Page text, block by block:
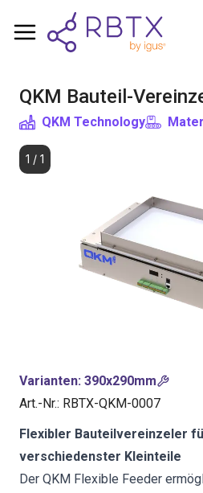
QKM Bauteil-
QKM Technology
1 / 1
Varianten: 390x290mm
Art.-Nr.: RBTX-QKM-0007
Flexibler Bauteilvereinzeler
verschiedenster Kleinteile
Der QKM Flexible Feeder
Warenkorb
Im Shop